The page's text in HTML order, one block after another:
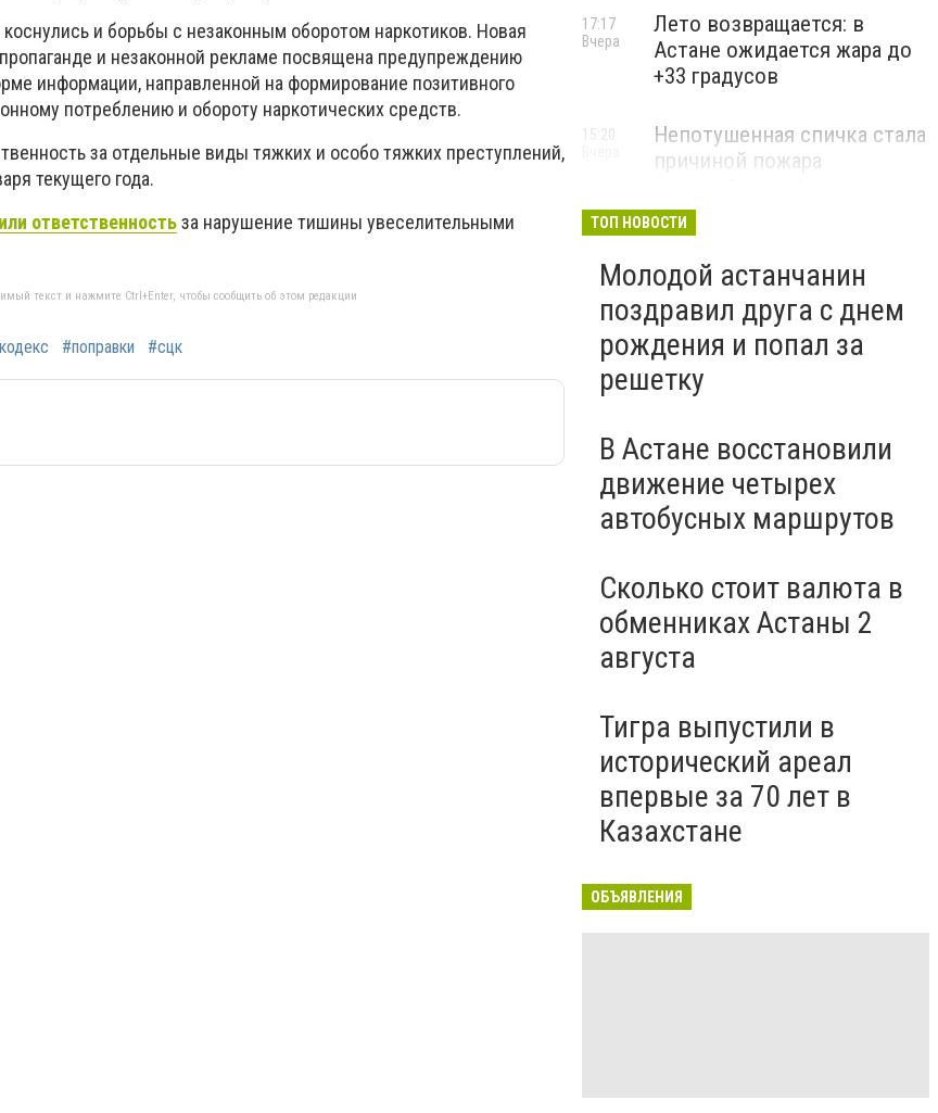
и борьбы с незаконным оборотом наркотиков. Новая
пропаганде и незаконной рекламе посвящена предупреждению
информации, направленной на формирование позитивного
потреблению и обороту наркотических средств.
за отдельные виды тяжких и особо тяжких преступлений,
текущего года.
ответственностьза нарушение тишины увеселительными
текст и нажмите Ctrl+Enter, чтобы сообщить об этом редакции
#поправки #сцк
Лето возвращается: в
Астане ожидается жара до
+33 градусов
17:17
Вчера
Непотушенная спичка стала
причиной пожара
15:20
ТОП НОВОСТИ
Молодой астанчанин
поздравил друга с днем
рождения и попал за
решетку
В Астане восстановили
движение четырех
автобусных маршрутов
Сколько стоит валюта в
обменниках Астаны 2
августа
Тигра выпустили в
исторический ареал
впервые за 70 лет в
Казахстане
ОБЪЯВЛЕНИЯ